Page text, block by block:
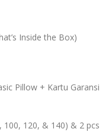
Inside the Box)
Pillow + Kartu Garansi
120, & 140) & 2 pcs